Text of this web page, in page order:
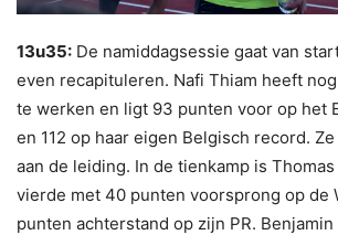
13u35: De namiddagsessie gaat van
even recapituleren. Nafi Thiam heeft
te werken en ligt 93 punten voor op het
en 112 op haar eigen Belgisch record.
aan de leiding. In de tienkamp is
vierde met 40 punten voorsprong op de
punten achterstand op zijn PR.